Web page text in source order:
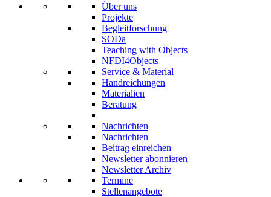
Über uns
Projekte
Begleitforschung
SODa
Teaching with Objects
NFDI4Objects
Service & Material
Handreichungen
Materialien
Beratung
Nachrichten
Nachrichten
Beitrag einreichen
Newsletter abonnieren
Newsletter Archiv
Termine
Stellenangebote